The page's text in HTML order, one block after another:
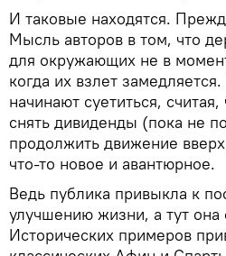
И таковые находятся.
Мысль авторов в том, что
для окружающих не в
когда их взлет
начинают суетиться,
снять дивиденды (пока не
продолжить движение
что-то новое и авантюрное.
Ведь публика привыкла к
улучшению жизни, а тут она
Исторических примеров